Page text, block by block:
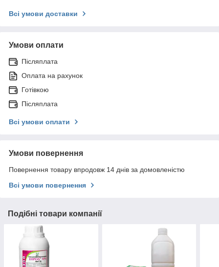
Всі умови доставки
Умови оплати
Післяплата
Оплата на рахунок
Готівкою
Післяплата
Всі умови оплати
Умови повернення
Повернення товару впродовж 14 днів за домовленістю
Всі умови повернення
Подібні товари компанії